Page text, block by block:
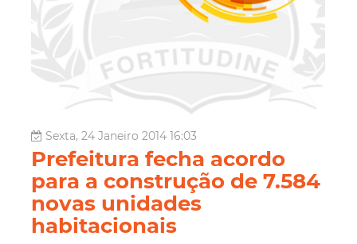
Sexta, 24 Janeiro 2014 16:03
Prefeitura fecha acordo
para a construção de 7.584
novas unidades
habitacionais